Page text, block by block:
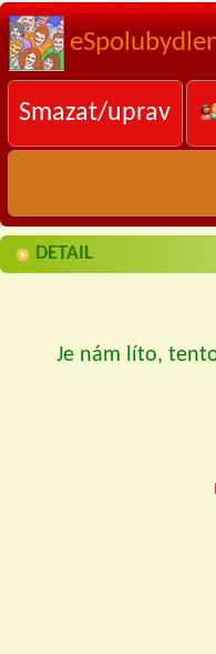
Smazat/uprav
DETAIL
Je nám líto,